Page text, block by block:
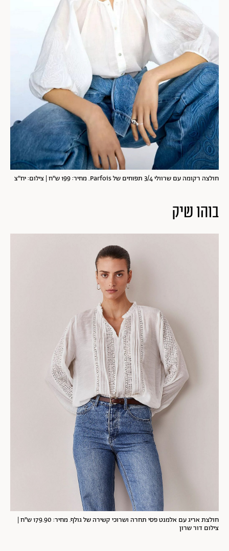
חולצה רקומה עם שרוולי 3/4 תפוחים של Parfois. מחיר: 199 ש"ח | צילום: יח"צ
בוהו שיק
חולצת אריג עם אלמנט פסי תחרה ושרוכי קשירה של גולף. מחיר: 179.90 ש"ח |
צילום דור שרון